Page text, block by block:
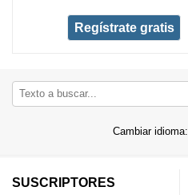
Regístrate gratis
Cambiar idioma:
SUSCRIPTORES